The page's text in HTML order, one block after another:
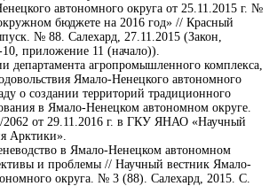
автономного округа от 25.11.2015 г. №
бюджете на 2016 год» // Красный
№ 88. Салехард, 27.11.2015 (Закон,
приложение 11 (начало)).
департамента агропромышленного комплекса,
Ямало-Ненецкого автономного
о создании территорий традиционного
в Ямало-Ненецком автономном округе.
от 29.11.2016 г. в ГКУ ЯНАО «Научный
Арктики».
в Ямало-Ненецком автономном
и проблемы // Научный вестник Ямало-
округа. № 3 (88). Салехард, 2015. С.